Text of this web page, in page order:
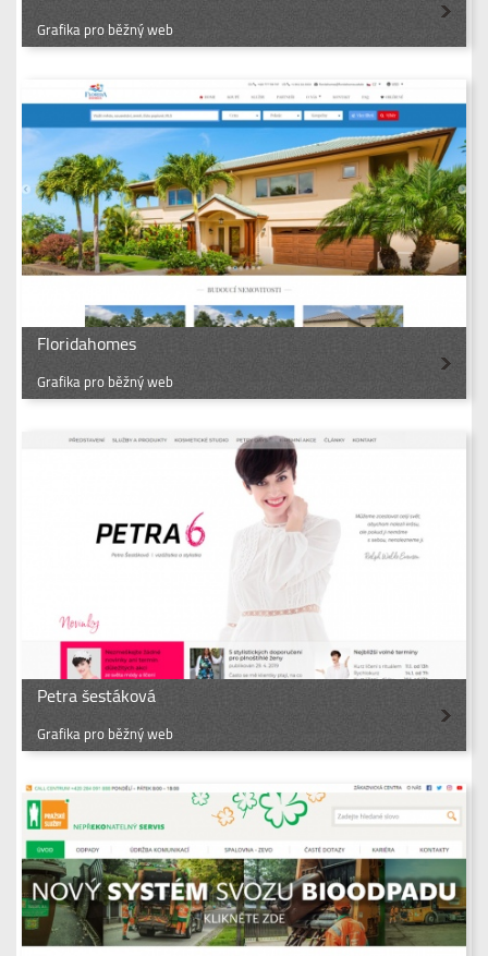
Grafika pro běžný web
Floridahomes
Grafika pro běžný web
Petra šestáková
Grafika pro běžný web